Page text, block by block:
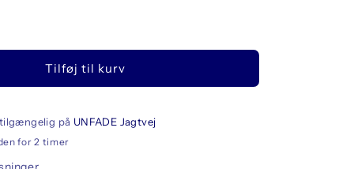
Tilføj til kurv
på UNFADE Jagtvej
for 2 timer